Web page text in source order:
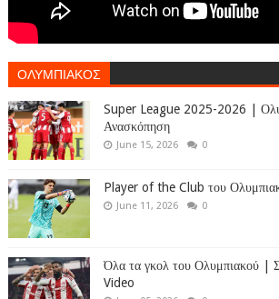
ΟΛΥΜΠΙΑΚΟΣ
Super League 2025-2026 |
Ανασκόπηση
June 15, 2026 0
Player of the Club του
June 11, 2026 0
Όλα τα γκολ του Ολυμπιακού |
Video